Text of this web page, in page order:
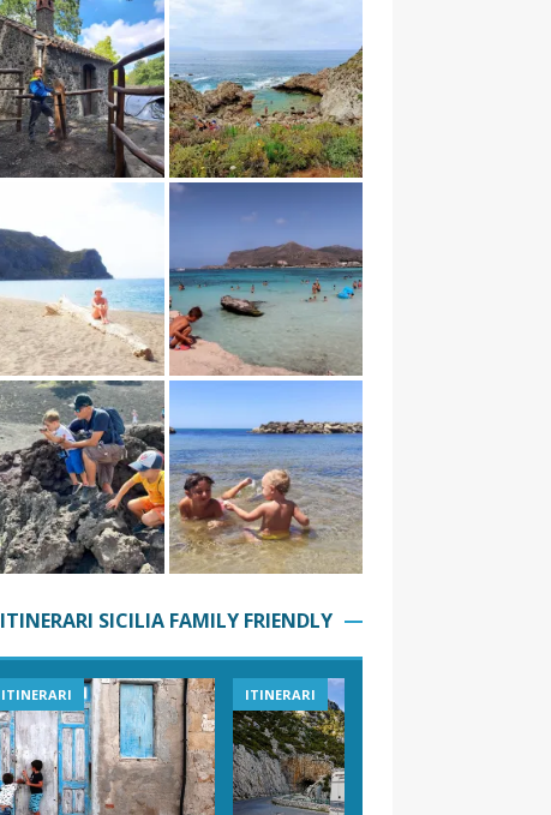
ITINERARI SICILIA FAMILY FRIENDLY
ITINERARI ITINERARI